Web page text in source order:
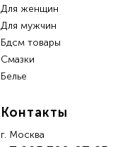
Для женщин
Для мужчин
Бдсм товары
Смазки
Белье
Контакты
г. Москва